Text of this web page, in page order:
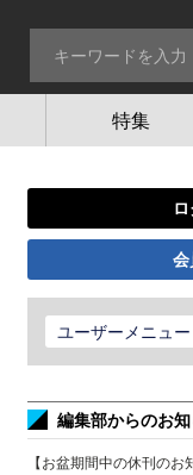
特集
会
ユーザーメニュー
編集部からのお
【お盆期間中の休刊の